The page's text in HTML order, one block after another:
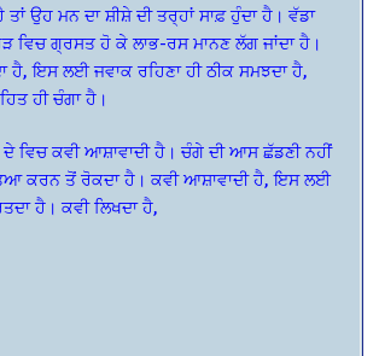
ਤਾਂ ਉਹ ਮਨ ਦਾ ਸ਼ੀਸ਼ੇ ਦੀ ਤਰ੍ਹਾਂ ਸਾਫ਼ ਹੁੰਦਾ ਹੈ। ਵੱਡਾ
ਵਿਚ ਗ੍ਰਸਤ ਹੋ ਕੇ ਲਾਭ-ਰਸ ਮਾਨਣ ਲੱਗ ਜਾਂਦਾ ਹੈ।
ਹੈ, ਇਸ ਲਈ ਜਵਾਕ ਰਹਿਣਾ ਹੀ ਠੀਕ ਸਮਝਦਾ ਹੈ,
ਹੀ ਚੰਗਾ ਹੈ।
ਦੇ ਵਿਚ ਕਵੀ ਆਸ਼ਾਵਾਦੀ ਹੈ। ਚੰਗੇ ਦੀ ਆਸ ਛੱਡਣੀ ਨਹੀਂ
ਕਰਨ ਤੋਂ ਰੋਕਦਾ ਹੈ। ਕਵੀ ਆਸ਼ਾਵਾਦੀ ਹੈ, ਇਸ ਲਈ
ਹੈ। ਕਵੀ ਲਿਖਦਾ ਹੈ,